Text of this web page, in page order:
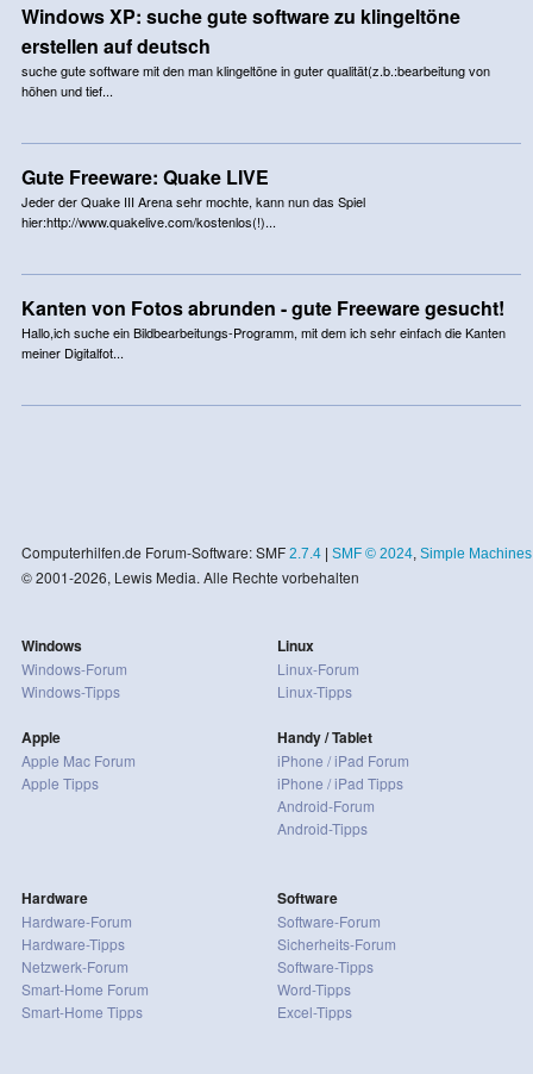
Windows XP: suche gute software zu klingeltöne
erstellen auf deutsch
suche gute software mit den man klingeltöne in guter qualität(z.b.:bearbeitung von
höhen und tief...
Gute Freeware: Quake LIVE
Jeder der Quake III Arena sehr mochte, kann nun das Spiel
hier:http://www.quakelive.com/kostenlos(!)...
Kanten von Fotos abrunden - gute Freeware gesucht!
Hallo,ich suche ein Bildbearbeitungs-Programm, mit dem ich sehr einfach die Kanten
meiner Digitalfot...
Computerhilfen.de Forum-Software: SMF 2.7.4| SMF © 2024, Simple Machines
© 2001-2026, Lewis Media. Alle Rechte vorbehalten
Windows
Windows-Forum
Windows-Tipps
Apple
Apple Mac Forum
Apple Tipps
Linux
Linux-Forum
Linux-Tipps
Handy / Tablet
iPhone / iPad Forum
iPhone / iPad Tipps
Android-Forum
Android-Tipps
Hardware
Hardware-Forum
Hardware-Tipps
Netzwerk-Forum
Smart-Home Forum
Smart-Home Tipps
Software
Software-Forum
Sicherheits-Forum
Software-Tipps
Word-Tipps
Excel-Tipps